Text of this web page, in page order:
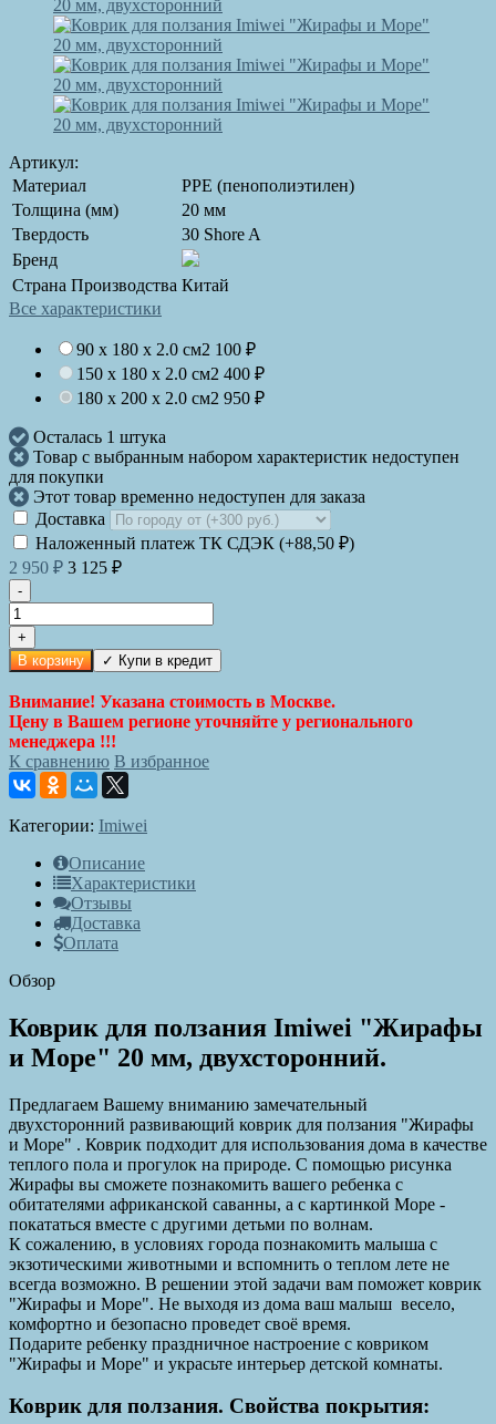
Артикул:
Материал
PPE (пенополиэтилен)
Толщина (мм)
20 мм
Твердость
30 Shore A
Бренд
Страна Производства Китай
Все характеристики
90 x 180 x 2.0 см2 100 ₽
150 x 180 x 2.0 см2 400 ₽
180 x 200 x 2.0 см2 950 ₽
Осталась 1 штука
Товар с выбранным набором характеристик недоступен
для покупки
Этот товар временно недоступен для заказа
Доставка
Наложенный платеж ТК СДЭК (+88,50 ₽)
2 950 ₽ 3 125 ₽
-
+
В корзину
Внимание! Указана стоимость в Москве.
Цену в Вашем регионе уточняйте у регионального
менеджера !!!
К сравнению В избранное
Категории: Imiwei
Описание
Характеристики
Отзывы
Доставка
Оплата
Обзор
Коврик для ползания Imiwei "Жирафы
и Море" 20 мм, двухсторонний.
Предлагаем Вашему вниманию замечательный
двухсторонний развивающий коврик для ползания "Жирафы
и Море" . Коврик подходит для использования дома в качестве
теплого пола и прогулок на природе. С помощью рисунка
Жирафы вы сможете познакомить вашего ребенка с
обитателями африканской саванны, а с картинкой Море -
покататься вместе с другими детьми по волнам.
К сожалению, в условиях города познакомить малыша с
экзотическими животными и вспомнить о теплом лете не
всегда возможно. В решении этой задачи вам поможет коврик
"Жирафы и Море". Не выходя из дома ваш малыш весело,
комфортно и безопасно проведет своё время.
Подарите ребенку праздничное настроение с ковриком
"Жирафы и Море" и украсьте интерьер детской комнаты.
Коврик для ползания. Свойства покрытия: